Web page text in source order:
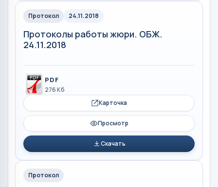
Протокол 24.11.2018
Протоколы работы жюри. ОБЖ.
24.11.2018
PDF
276 Кб
Карточка
Просмотр
Скачать
Протокол